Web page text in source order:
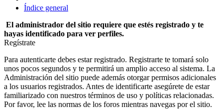
Índice general
El administrador del sitio requiere que estés registrado y te
hayas identificado para ver perfiles.
Regístrate
Para autenticarte debes estar registrado. Registrarte te tomará solo
unos pocos segundos y te permitirá un amplio acceso al sistema. La
Administración del sitio puede además otorgar permisos adicionales
a los usuarios registrados. Antes de identificarte asegúrete de estar
familiarizado con nuestros términos de uso y políticas relacionadas.
Por favor, lee las normas de los foros mientras navegas por el sitio.